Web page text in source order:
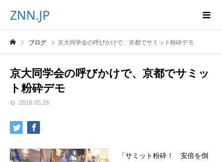
ZNN.JP
ブログ 京大同学会の呼びかけで、京都でサミット粉砕デモ
京大同学会の呼びかけで、京都でサミッ
ト粉砕デモ
2016.05.26
「サミット粉砕！ 安倍を倒